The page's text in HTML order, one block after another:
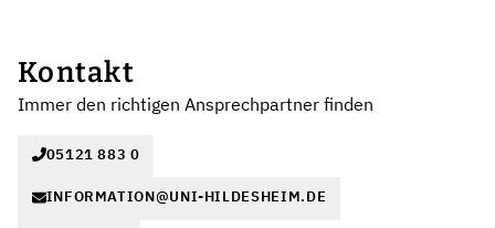
Kontakt
Immer den richtigen Ansprechpartner finden
05121 883 0
INFORMATION@UNI-HILDESHEIM.DE